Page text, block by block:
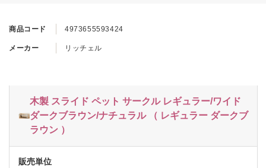
商品コード 4973655593424
メーカー リッチェル
木製 スライド ペット サークル レギュラー/ワイド
ダークブラウン/ナチュラル （ レギュラー ダークブ
ラウン ）